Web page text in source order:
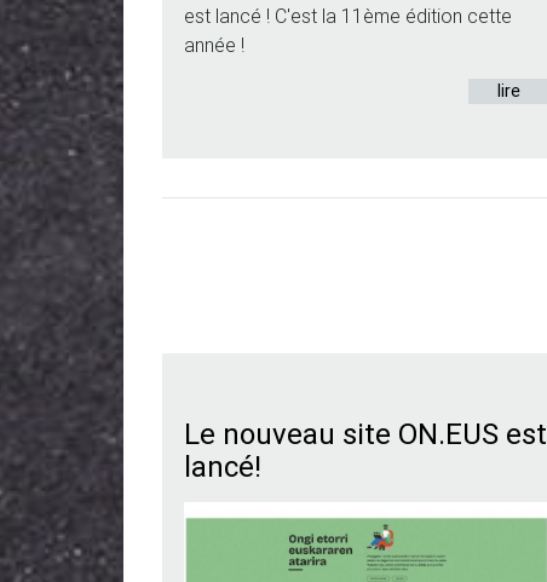
est lancé ! C'est la 11ème édition cette
année !
lire
Le nouveau site ON.EUS est
lancé!